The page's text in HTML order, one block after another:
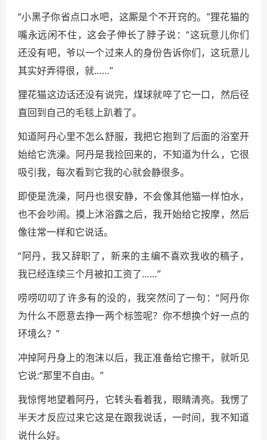
“小黑子你省点口水吧，这厮是个不开窍的。”狸花猫的
嘴永远闲不住，这会子伸长了脖子说：“这玩意儿你们
还没有吧，爷以一个过来人的身份告诉你们，这玩意儿
其实好弄得很，就……”
狸花猫这边话还没有说完，煤球就啐了它一口，然后径
直回到自己的毛毯上趴着了。
知道阿丹心里不怎么舒服，我把它抱到了后面的浴室开
始给它洗澡。阿丹是我捡回来的，不知道为什么，它很
吸引我，每次看到它我的心就会静很多。
即使是洗澡，阿丹也很安静，不会像其他猫一样怕水，
也不会吵闹。摸上沐浴露之后，我开始给它按摩，然后
像往常一样和它说话。
“阿丹，我又辞职了，新来的主编不喜欢我收的稿子，
我已经连续三个月被扣工资了……”
唠唠叨叨了许多有的没的，我突然问了一句：“阿丹你
为什么不愿意去挣一两个标签呢？你不想换个好一点的
环境么？”
冲掉阿丹身上的泡沫以后，我正准备给它擦干，就听见
它说:“那里不自由。”
我惊愕地望着阿丹，它转头看着我，眼睛清亮。我愣了
半天才反应过来它这是在跟我说话，一时间，我不知道
说什么好。